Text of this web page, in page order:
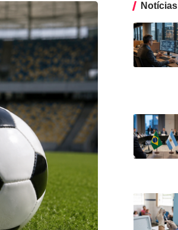
Notícias